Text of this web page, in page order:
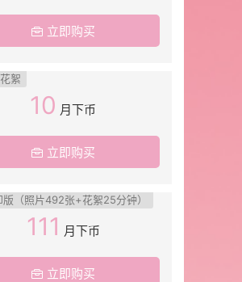
立即购买
絮
10 月下币
立即购买
版（照片492张+花絮25分钟）
111 月下币
立即购买